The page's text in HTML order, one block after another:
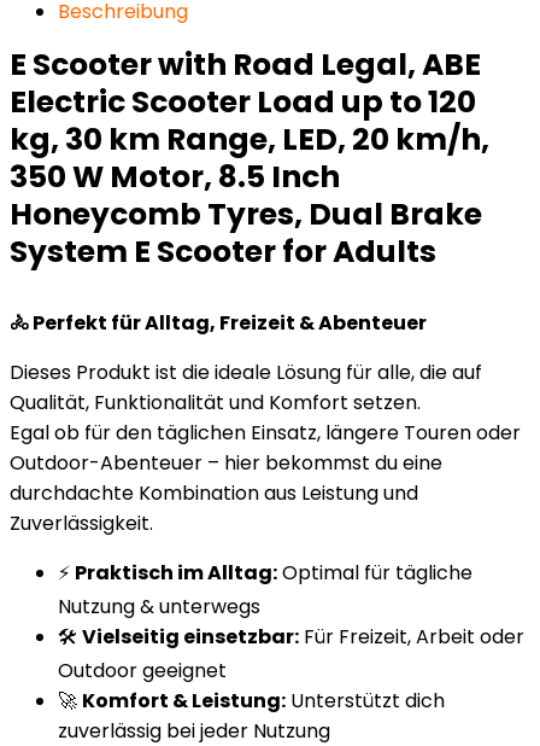
Beschreibung
E Scooter with Road Legal, ABE
Electric Scooter Load up to 120
kg, 30 km Range, LED, 20 km/h,
350 W Motor, 8.5 Inch
Honeycomb Tyres, Dual Brake
System E Scooter for Adults
🚴 Perfekt für Alltag, Freizeit & Abenteuer
Dieses Produkt ist die ideale Lösung für alle, die auf
Qualität, Funktionalität und Komfort setzen.
Egal ob für den täglichen Einsatz, längere Touren oder
Outdoor-Abenteuer – hier bekommst du eine
durchdachte Kombination aus Leistung und
Zuverlässigkeit.
⚡ Praktisch im Alltag:Optimal für tägliche
Nutzung & unterwegs
🛠️ Vielseitig einsetzbar: Für Freizeit, Arbeit oder
Outdoor geeignet
🚀 Komfort & Leistung: Unterstützt dich
zuverlässig bei jeder Nutzung